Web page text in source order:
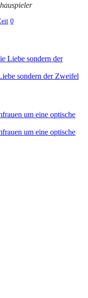
0
Liebe sondern der
sondern der Zweifel
um eine optische
um eine optische